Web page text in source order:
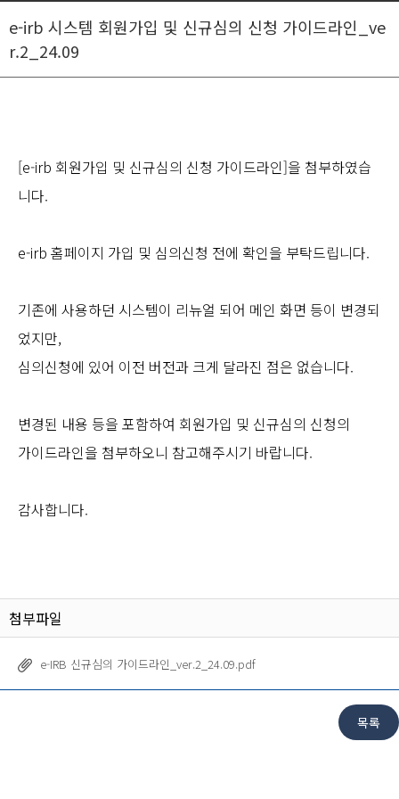
e-irb 시스템 회원가입 및 신규심의 신청 가이드라인_ve
r.2_24.09
[e-irb 회원가입 및 신규심의 신청 가이드라인]을 첨부하였습
니다.
e-irb 홈페이지 가입 및 심의신청 전에 확인을 부탁드립니다.
기존에 사용하던 시스템이 리뉴얼 되어 메인 화면 등이 변경되
었지만,
심의신청에 있어 이전 버전과 크게 달라진 점은 없습니다.
변경된 내용 등을 포함하여 회원가입 및 신규심의 신청의
가이드라인을 첨부하오니 참고해주시기 바랍니다.
감사합니다.
첨부파일
e-IRB 신규심의 가이드라인_ver.2_24.09.pdf